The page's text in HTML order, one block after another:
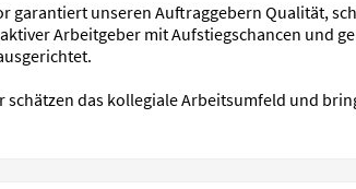
garantiert unseren Auftraggebern Qualität,
Arbeitgeber mit Aufstiegschancen und
schätzen das kollegiale Arbeitsumfeld und